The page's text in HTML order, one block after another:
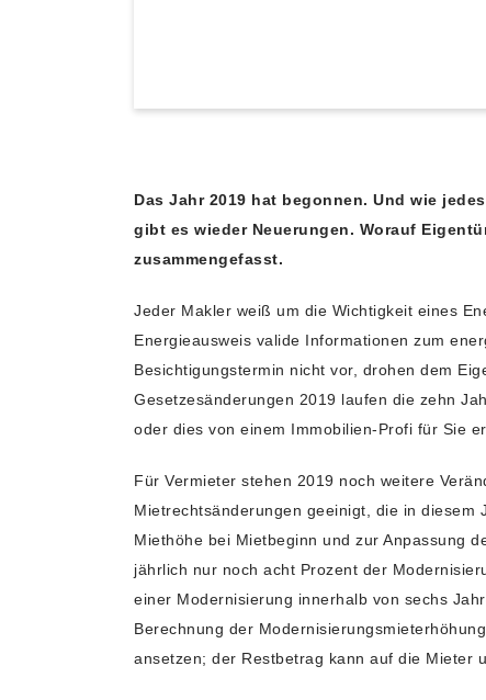
Das Jahr 2019 hat begonnen. Und wie
gibt es wieder Neuerungen. Worauf
zusammengefasst.
Jeder Makler weiß um die Wichtigkeit eines
Energieausweis valide Informationen zum
Besichtigungstermin nicht vor, drohen dem
Gesetzesänderungen 2019 laufen die zehn
oder dies von einem Immobilien-Profi für Sie
Für Vermieter stehen 2019 noch weitere
Mietrechtsänderungen geeinigt, die in diesem
Miethöhe bei Mietbeginn und zur Anpassung
jährlich nur noch acht Prozent der
einer Modernisierung innerhalb von sechs
Berechnung der
ansetzen; der Restbetrag kann auf die Mieter